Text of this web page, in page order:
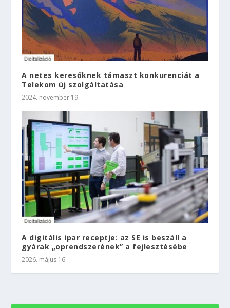
A netes keresőknek támaszt konkurenciát a
Telekom új szolgáltatása
2024. november 19.
A digitális ipar receptje: az SE is beszáll a
gyárak „oprendszerének” a fejlesztésébe
2026. május 16.